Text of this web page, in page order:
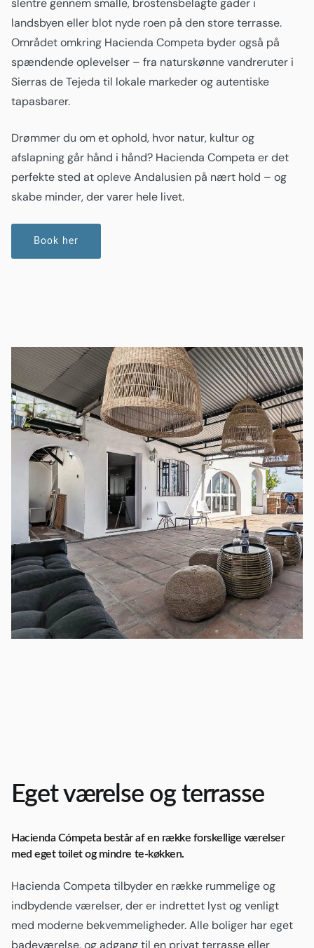
slentre gennem smalle, brostensbelagte gader i
landsbyen eller blot nyde roen på den store terrasse.
Området omkring Hacienda Competa byder også på
spændende oplevelser – fra naturskønne vandreruter i
Sierras de Tejeda til lokale markeder og autentiske
tapasbarer.
Drømmer du om et ophold, hvor natur, kultur og
afslapning går hånd i hånd? Hacienda Competa er det
perfekte sted at opleve Andalusien på nært hold – og
skabe minder, der varer hele livet.
Book her
Eget værelse og terrasse
Hacienda Cómpeta består af en række forskellige værelser
med eget toilet og mindre te-køkken.
Hacienda Competa tilbyder en række rummelige og
indbydende værelser, der er indrettet lyst og venligt
med moderne bekvemmeligheder. Alle boliger har eget
badeværelse, og adgang til en privat terrasse eller